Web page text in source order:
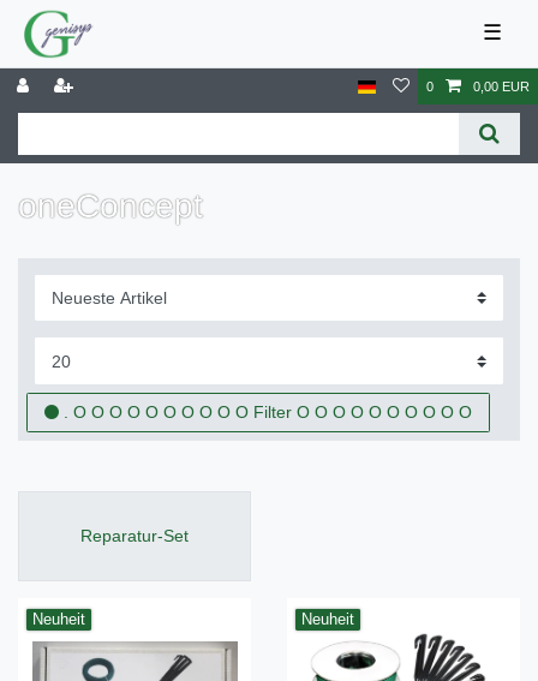
☰
0 0,00 EUR
oneConcept
. O O O O O O O O O O Filter O O O O O O O O O O
Reparatur-Set
Neuheit Neuheit